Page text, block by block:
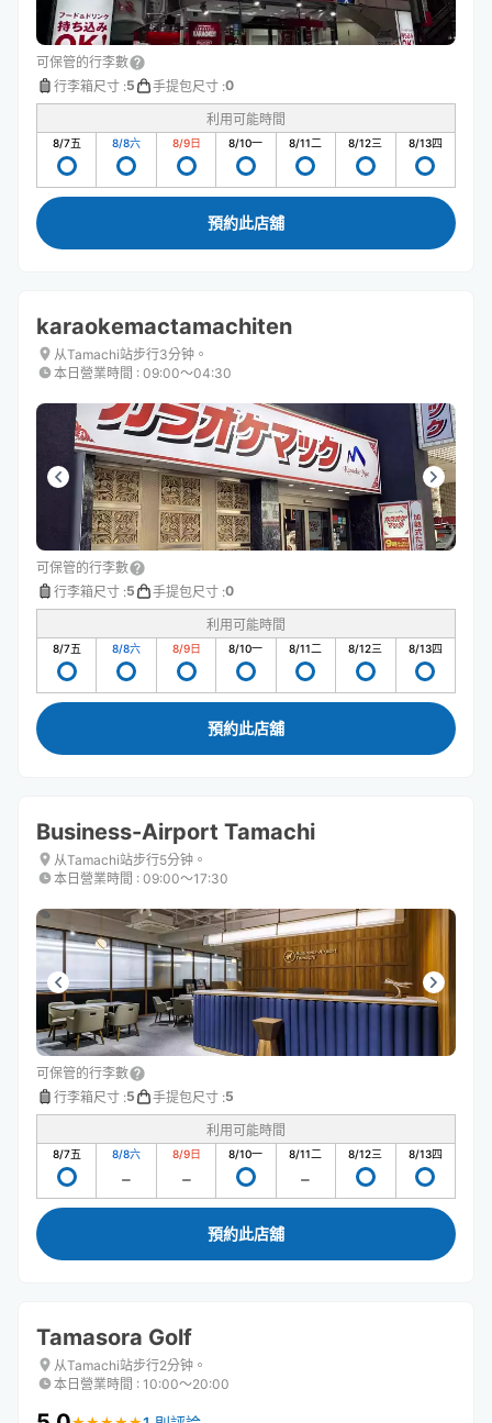
可保管的行李數
行李箱尺寸 :5 手提包尺寸 :0
利用可能時間
8/7五 8/8六 8/9日 8/10一 8/11二 8/12三 8/13四
預約此店舖
karaokemactamachiten
从Tamachi站步行3分钟。
本日營業時間 : 09:00〜04:30
可保管的行李數
行李箱尺寸 :5 手提包尺寸 :0
利用可能時間
8/7五 8/8六 8/9日 8/10一 8/11二 8/12三 8/13四
預約此店舖
Business-Airport Tamachi
从Tamachi站步行5分钟。
本日營業時間 : 09:00〜17:30
可保管的行李數
行李箱尺寸 :5 手提包尺寸 :5
利用可能時間
8/7五 8/8六 8/9日 8/10一 8/11二 8/12三 8/13四
預約此店舖
Tamasora Golf
从Tamachi站步行2分钟。
本日營業時間 : 10:00〜20:00